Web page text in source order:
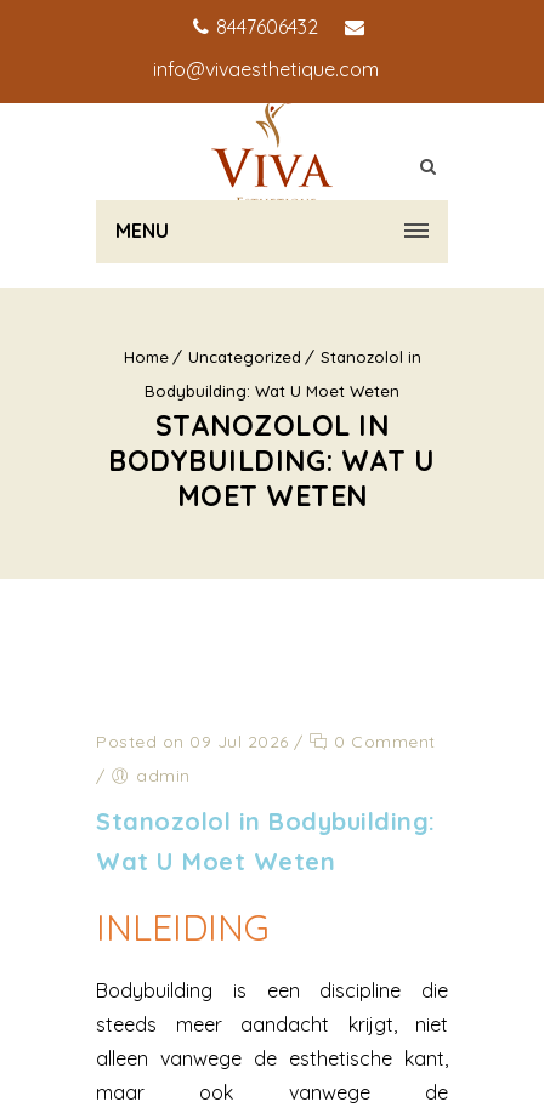
8447606432
info@vivaesthetique.com
MENU
Home Uncategorized
Stanozolol in
Bodybuilding: Wat U Moet Weten
STANOZOLOL IN
BODYBUILDING: WAT U
MOET WETEN
Posted on 09 Jul 2026 /
0 Comment
/
admin
Stanozolol in Bodybuilding:
Wat U Moet Weten
INLEIDING
Bodybuilding is een discipline die
steeds meer aandacht krijgt, niet
alleen vanwege de esthetische kant,
maar ook vanwege de